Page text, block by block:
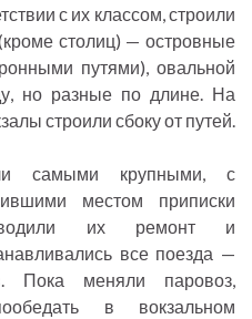
с их классом, строили
столиц) — островные
путями), овальной
но разные по длине. На
строили сбоку от путей.
самыми крупными, с
местом приписки
их ремонт и
все поезда —
Пока меняли паровоз,
в вокзальном